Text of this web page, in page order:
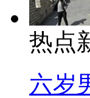
热点
六岁